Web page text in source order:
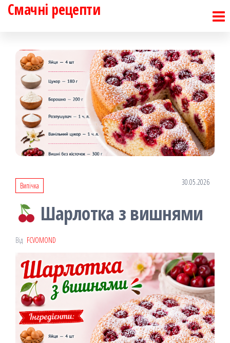
Перейти
Смачні рецепти
Випічка 30.05.2026
Шарлотка з вишнями
Від FCVOMOND